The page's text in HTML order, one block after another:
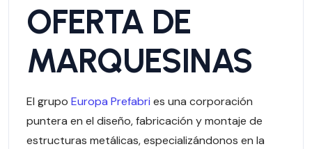
OFERTA DE
MARQUESINAS
El grupo Europa Prefabri es una corporación
puntera en el diseño, fabricación y montaje de
estructuras metálicas, especializándonos en la